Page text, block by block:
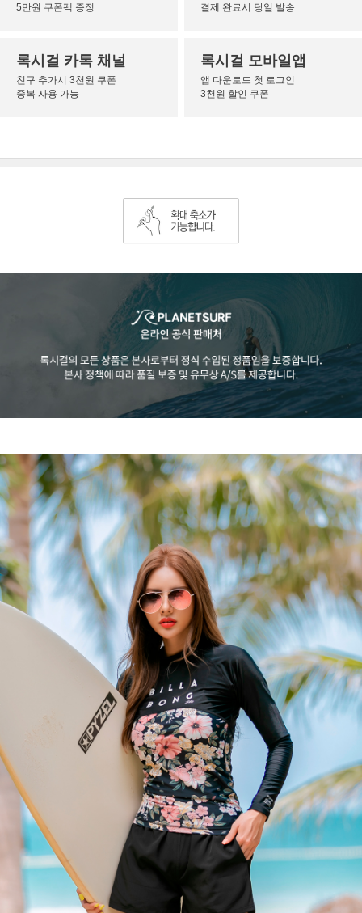
5만원 쿠폰팩 증정
결제 완료시 당일 발송
록시걸 카톡 채널
친구 추가시 3천원 쿠폰
중복 사용 가능
록시걸 모바일앱
앱 다운로드 첫 로그인
3천원 할인 쿠폰